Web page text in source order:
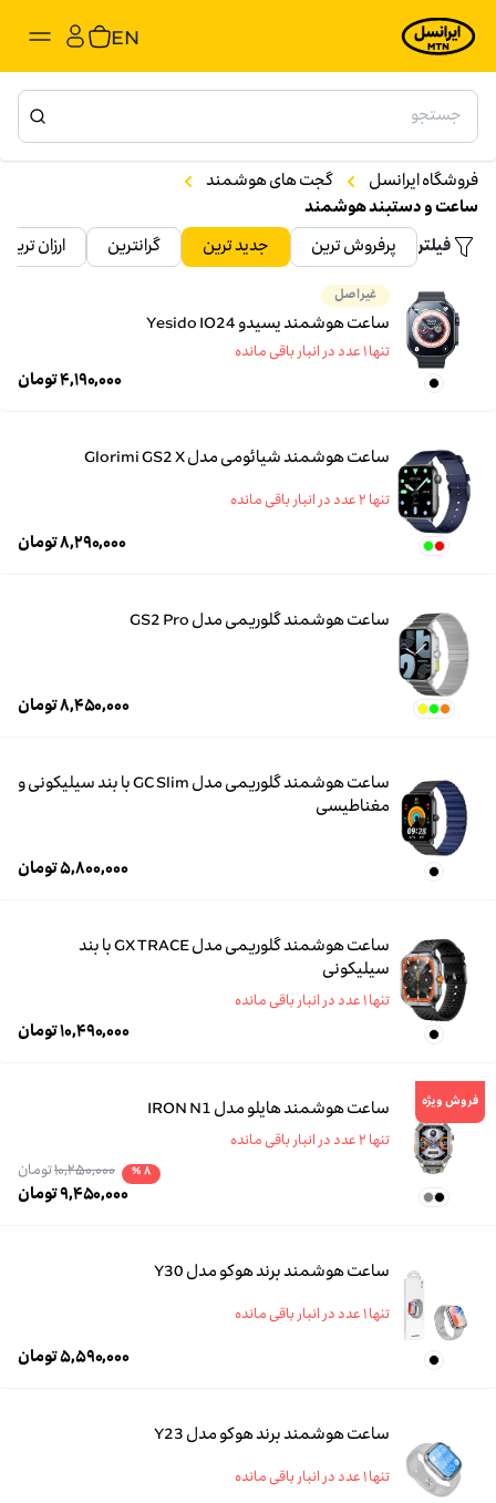
EN
فروشگاه ایرانسل
گجت های هوشمند
ساعت و دستبند هوشمند
فیلتر
پرفروش ترین جدید ترین گرانترین ارزان ترین
غیراصل
ساعت هوشمند یسیدو Yesido IO24
تنها ۱ عدد در انبار باقی مانده
۴,۱۹۰,۰۰۰تومان
ساعت هوشمند شیائومی مدل Glorimi GS2 X
تنها ۲ عدد در انبار باقی مانده
۸,۲۹۰,۰۰۰تومان
ساعت هوشمند گلوریمی مدل GS2 Pro
۸,۴۵۰,۰۰۰تومان
ساعت هوشمند گلوریمی مدل GC Slim با بند سیلیکونی و
مغناطیسی
۵,۸۰۰,۰۰۰تومان
ساعت هوشمند گلوریمی مدل GX TRACE با بند
سیلیکونی
تنها ۱ عدد در انبار باقی مانده
۱۰,۴۹۰,۰۰۰تومان
فروش ویژه ساعت هوشمند هایلو مدل IRON N1
تنها ۲ عدد در انبار باقی مانده
۸ % ۱۰,۲۵۰,۰۰۰تومان
۹,۴۵۰,۰۰۰تومان
ساعت هوشمند برند هوکو مدل Y30
تنها ۱ عدد در انبار باقی مانده
۵,۵۹۰,۰۰۰تومان
ساعت هوشمند برند هوکو مدل Y23
تنها ۱ عدد در انبار باقی مانده